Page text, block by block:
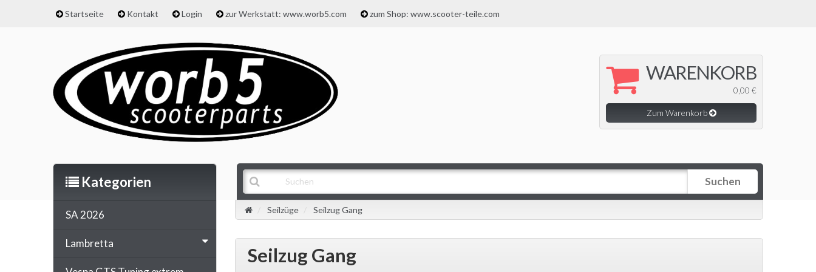
Startseite Kontakt Login zur Werkstatt: www.worb5.com zum Shop: www.scooter-teile.com
WARENKORB
0,00 €
Zum Warenkorb
Suchen
Seilzüge Seilzug Gang
Seilzug Gang
Kategorien
SA 2026
Lambretta